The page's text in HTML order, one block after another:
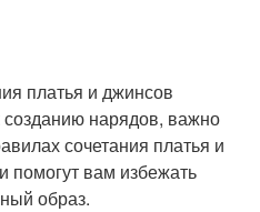
платья и джинсов
созданию нарядов, важно
сочетания платья и
помогут вам избежать
образ.